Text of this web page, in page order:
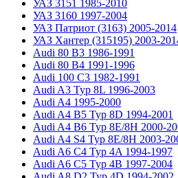
УАЗ 3151 1985-2010
УАЗ 3160 1997-2004
УАЗ Патриот (3163) 2005-2014
УАЗ Хантер (315195) 2003-
Audi 80 B3 1986-1991
Audi 80 B4 1991-1996
Audi 100 C3 1982-1991
Audi A3 Typ 8L 1996-2003
Audi A4 1995-2000
Audi A4 B5 Typ 8D 1994-2001
Audi A4 B6 Typ 8E/8H 2000-
Audi A4 S4 Typ 8E/8H 2003-
Audi A6 C4 Typ 4A 1994-1997
Audi A6 C5 Typ 4B 1997-2004